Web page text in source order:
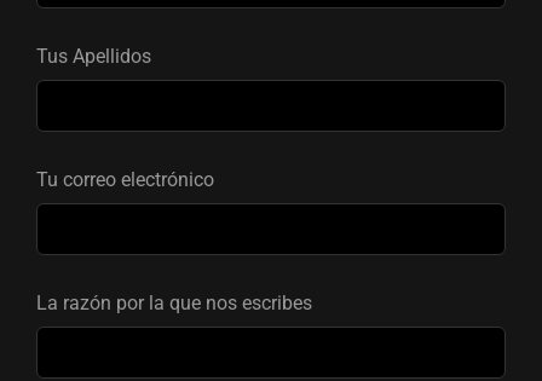
Tus Apellidos
Tu correo electrónico
La razón por la que nos escribes